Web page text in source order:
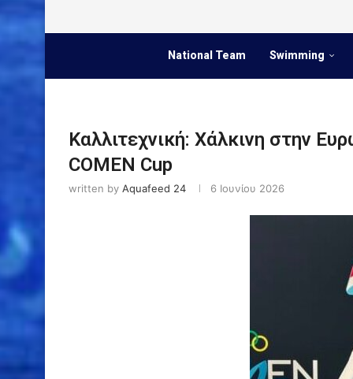
National Team Swimming
Καλλιτεχνική: Χάλκινη στην
COMEN Cup
written by Aquafeed 24 6 Ιουνίου 2026